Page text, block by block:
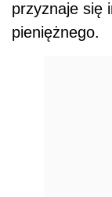
przyznaje się
pieniężnego.